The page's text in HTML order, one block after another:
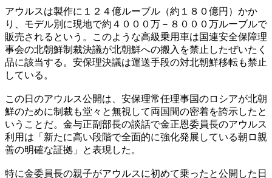
アウルスは製作に１２４億ルーブル（約１８０億円）かか
り、モデル別に現地で約４０００万－８０００万ルーブルで
販売されるという。このような高級乗用車は国連安全保障理
事会の北朝鮮制裁決議が北朝鮮への搬入を禁止したぜいたく
品に該当する。安保理決議は運送手段の対北朝鮮移転も禁止
している。
この日のアウルス公開は、安保理常任理事国のロシアが北朝
鮮のために制裁も堂々と無視して両国間の密着を誇示したと
いうことだ。金与正副部長の談話で金正恩委員長のアウルス
利用は「新たに高い段階で全面的に強化発展している朝ロ親
善の明確な証拠」と表現した。
特に金委員長の親子がアウルスに初めて乗ったと公開した日